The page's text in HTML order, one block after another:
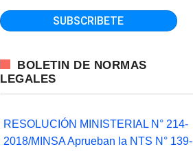
BOLETIN DE NORMAS
LEGALES
RESOLUCIÓN MINISTERIAL N° 214-
2018/MINSA Aprueban la NTS N° 139-